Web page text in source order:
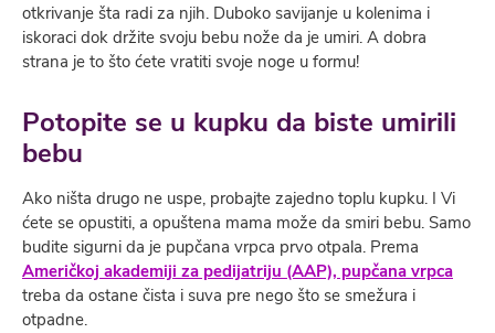
otkrivanje šta radi za njih. Duboko savijanje u kolenima i
iskoraci dok držite svoju bebu nože da je umiri. A dobra
strana je to što ćete vratiti svoje noge u formu!
Potopite se u kupku da biste umirili
bebu
Ako ništa drugo ne uspe, probajte zajedno toplu kupku. I Vi
ćete se opustiti, a opuštena mama može da smiri bebu. Samo
budite sigurni da je pupčana vrpca prvo otpala. Prema
Američkoj akademiji za pedijatriju (AAP), pupčana vrpca
treba da ostane čista i suva pre nego što se smežura i
otpadne.